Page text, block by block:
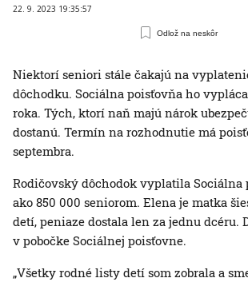
22. 9. 2023 19:35:57
Odlož na neskôr
Niektorí seniori stále čakajú na
dôchodku. Sociálna poisťovňa ho
roka. Tých, ktorí naň majú nárok
dostanú. Termín na rozhodnutie má
septembra.
Rodičovský dôchodok vyplatila Sociálna
ako 850 000 seniorom. Elena je matka
detí, peniaze dostala len za jednu dcéru.
v pobočke Sociálnej poisťovne.
„Všetky rodné listy detí som zobrala a